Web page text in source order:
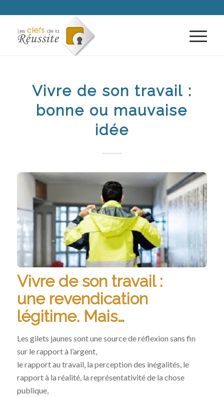
Vivre de son travail :
bonne ou mauvaise
idée
Vivre de son travail :
une revendication
légitime. Mais…
Les gilets jaunes sont une source de réflexion sans fin
sur le rapport à l’argent,
le rapport au travail, la perception des inégalités, le
rapport à la réalité, la représentativité de la chose
publique,